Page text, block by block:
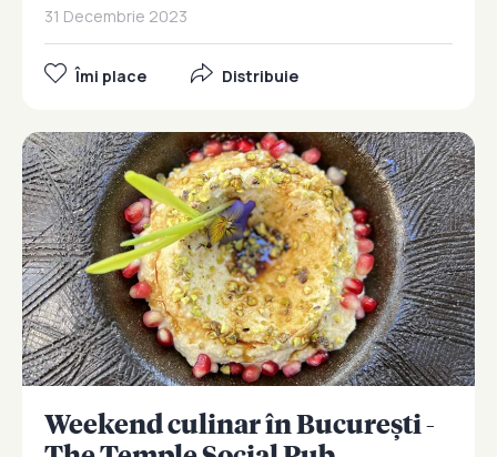
31 Decembrie 2023
Îmi place Distribuie
Weekend culinar în București -